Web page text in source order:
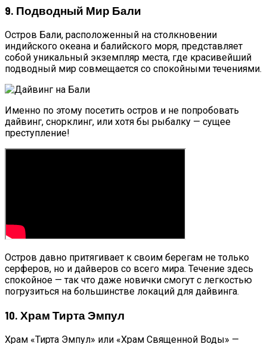
9. Подводный Мир Бали
Остров Бали, расположенный на столкновении
индийского океана и балийского моря, представляет
собой уникальный экземпляр места, где красивейший
подводный мир совмещается со спокойными течениями.
Именно по этому посетить остров и не попробовать
дайвинг, снорклинг, или хотя бы рыбалку — сущее
преступление!
Остров давно притягивает к своим берегам не только
серферов, но и дайверов со всего мира. Течение здесь
спокойное — так что даже новички смогут с легкостью
погрузиться на большинстве локаций для дайвинга.
10. Храм Тирта Эмпул
Храм «Тирта Эмпул» или «Храм Священной Воды» —